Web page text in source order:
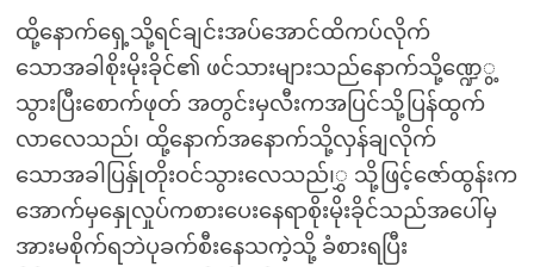
ထို့နောက်ရှေ့သို့ရင်ချင်းအပ်အောင်ထိကပ်လိုက်
သောအခါစိုးမိုးခိုင်၏ ဖင်သားများသည်နောက်သို့ဏ္ဍေွ့
သွားပြီးစောက်ဖုတ် အတွင်းမှလီးကအပြင်သို့ပြန်ထွက်
လာလေသည်၊ ထို့နောက်အနောက်သို့လှန်ချလိုက်
သောအခါပြန်ှုတိုးဝင်သွားလေသည်၊ွှ သို့ဖြင့်ဇော်ထွန်းက
အောက်မှနှေုလှုပ်ကစားပေးနေရာစိုးမိုးခိုင်သည်အပေါ်မှ
အားမစိုက်ရဘဲပုခက်စီးနေသကဲ့သို့ ခံစားရပြီး